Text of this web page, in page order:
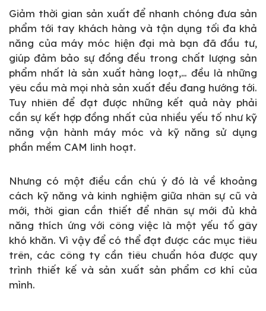
Giảm thời gian sản xuất để nhanh chóng đưa sản
phẩm tới tay khách hàng và tận dụng tối đa khả
năng của máy móc hiện đại mà bạn đã đầu tư,
giúp đảm bảo sự đồng đều trong chất lượng sản
phẩm nhất là sản xuất hàng loạt,… đều là những
yêu cầu mà mọi nhà sản xuất đều đang hướng tới.
Tuy nhiên để đạt được những kết quả này phải
cần sự kết hợp đồng nhất của nhiều yếu tố như kỹ
năng vận hành máy móc và kỹ năng sử dụng
phần mềm CAM linh hoạt.
Nhưng có một điều cần chú ý đó là về khoảng
cách kỹ năng và kinh nghiệm giữa nhân sự cũ và
mới, thời gian cần thiết để nhân sự mới đủ khả
năng thích ứng với công việc là một yếu tố gây
khó khăn. Vì vậy để có thể đạt được các mục tiêu
trên, các công ty cần tiêu chuẩn hóa được quy
trình thiết kế và sản xuất sản phẩm cơ khí của
mình.